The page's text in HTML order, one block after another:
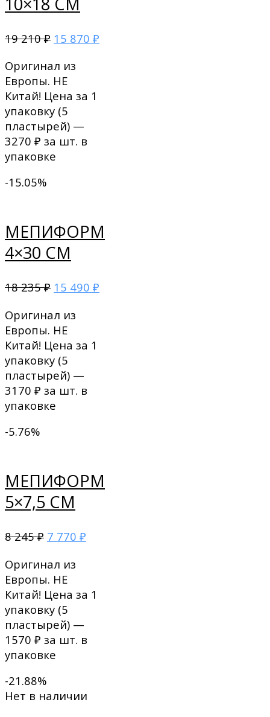
19 210₽ 15 870 ₽
Оригинал из
Европы. НЕ
Китай! Цена за 1
упаковку (5
пластырей) —
3270 ₽ за шт. в
упаковке
-15.05%
МЕПИФОРМ
4×30 СМ
18 235₽ 15 490 ₽
Оригинал из
Европы. НЕ
Китай! Цена за 1
упаковку (5
пластырей) —
3170 ₽ за шт. в
упаковке
-5.76%
МЕПИФОРМ
5×7,5 СМ
8 245₽ 7 770 ₽
Оригинал из
Европы. НЕ
Китай! Цена за 1
упаковку (5
пластырей) —
1570 ₽ за шт. в
упаковке
-21.88%
Нет в наличии